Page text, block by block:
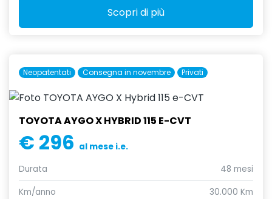
Scopri di più
Neopatentati Consegna in novembre Privati
TOYOTA AYGO X HYBRID 115 E-CVT
€ 296 al mese i.e.
Durata
48 mesi
Km/anno
30.000 Km